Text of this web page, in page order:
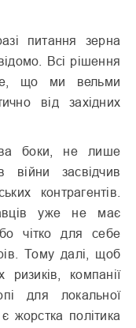
питання зерна
Всі рішення
що ми вельми
від західних
боки, не лише
війни засвідчив
контрагентів.
уже не має
чітко для себе
Тому далі, щоб
компанії
для локальної
жорстка політика